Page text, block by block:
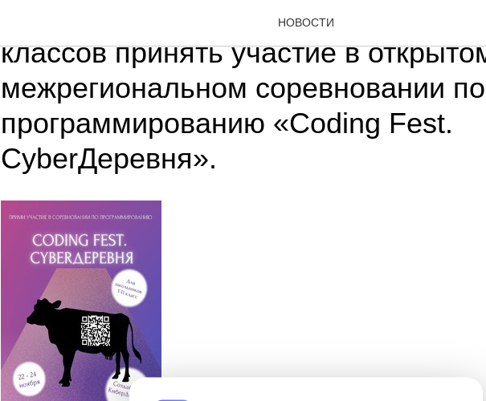
НОВОСТИ
«Кванториум» приглашает
классов принять участие в
межрегиональном соревновании по
программированию «Coding Fest.
CyberДеревня».